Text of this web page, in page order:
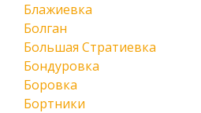
Блажиевка
Болган
Большая Стратиевка
Бондуровка
Боровка
Бортники